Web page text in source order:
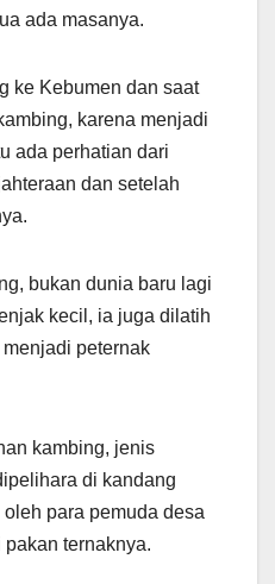
ada masanya.
ke Kebumen dan saat
karena menjadi
ada perhatian dari
dan setelah
bukan dunia baru lagi
kecil, ia juga dilatih
peternak
kambing, jenis
di kandang
para pemuda desa
ternaknya.